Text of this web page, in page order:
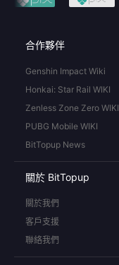
合作夥伴
Genshin Impact Wiki
Honkai: Star Rail WIKI
Zenless Zone Zero WIKI
PUBG Mobile WIKI
BitTopup News
關於 BitTopup
關於我們
客戶支援
聯絡我們